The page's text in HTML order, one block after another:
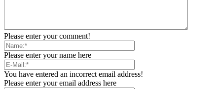
Please enter your comment!
Please enter your name here
You have entered an incorrect email address!
Please enter your email address here